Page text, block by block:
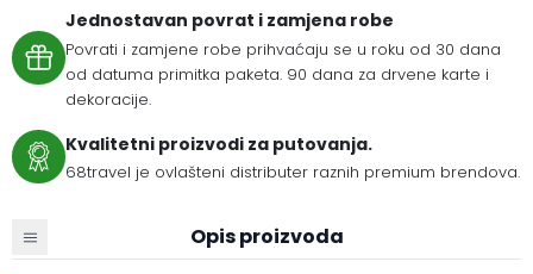
Jednostavan povrat i zamjena robe
Povrati i zamjene robe prihvaćaju se u roku od 30 dana
od datuma primitka paketa. 90 dana za drvene karte i
dekoracije.
Kvalitetni proizvodi za putovanja.
68travel je ovlašteni distributer raznih premium brendova.
Opis proizvoda